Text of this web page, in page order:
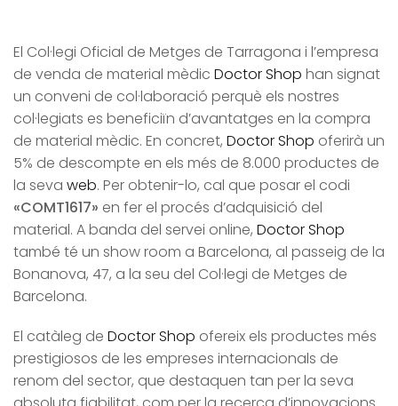
El Col·legi Oficial de Metges de Tarragona i l’empresa
de venda de material mèdic Doctor Shop han signat
un conveni de col·laboració perquè els nostres
col·legiats es beneficiïn d’avantatges en la compra
de material mèdic. En concret, Doctor Shop oferirà un
5% de descompte en els més de 8.000 productes de
la seva web. Per obtenir-lo, cal que posar el codi
«COMT1617» en fer el procés d’adquisició del
material. A banda del servei online, Doctor Shop
també té un show room a Barcelona, al passeig de la
Bonanova, 47, a la seu del Col·legi de Metges de
Barcelona.
El catàleg de Doctor Shop ofereix els productes més
prestigiosos de les empreses internacionals de
renom del sector, que destaquen tan per la seva